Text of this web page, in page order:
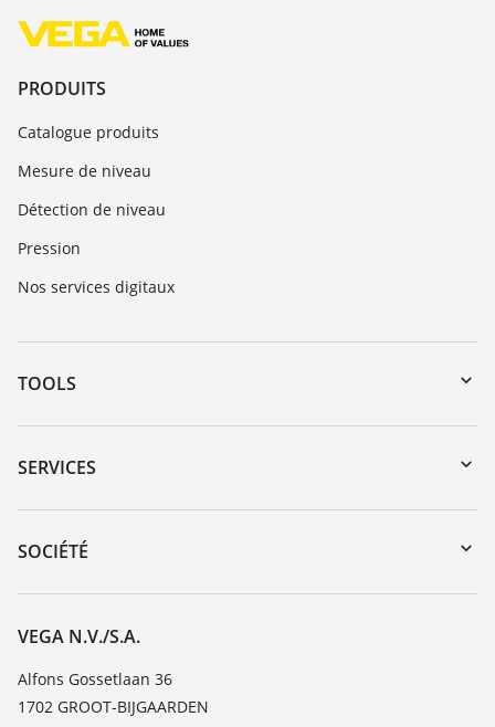
PRODUITS
Catalogue produits
Mesure de niveau
Détection de niveau
Pression
Nos services digitaux
TOOLS
Téléchargements
Recherche par numéro de série
DTM Collection/PACTware
SERVICES
Retour d'appareil
Formations
Liste de compatibilité chimique
TeamViewer
SOCIÉTÉ
Carrière
À propos de VEGA
Contact
News
VEGA N.V./S.A.
Alfons Gossetlaan 36
1702 GROOT-BIJGAARDEN